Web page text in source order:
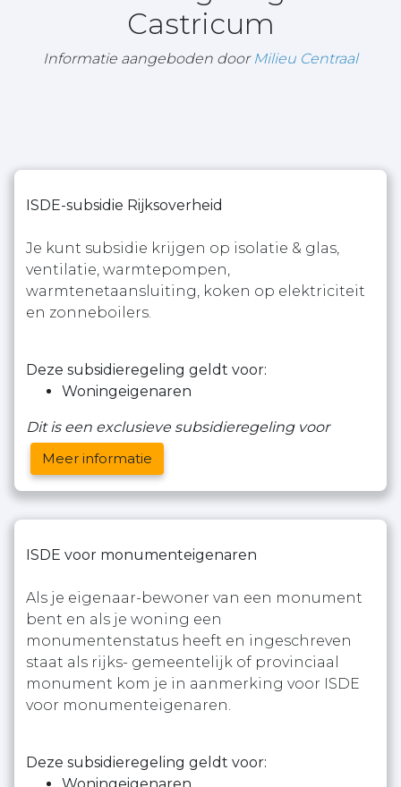
Castricum
Informatie aangeboden door Milieu Centraal
ISDE-subsidie Rijksoverheid
Je kunt subsidie krijgen op isolatie & glas,
ventilatie, warmtepompen,
warmtenetaansluiting, koken op elektriciteit
en zonneboilers.
Deze subsidieregeling geldt voor:
Woningeigenaren
Dit is een exclusieve subsidieregeling voor
Meer informatie
ISDE voor monumenteigenaren
Als je eigenaar-bewoner van een monument
bent en als je woning een
monumentenstatus heeft en ingeschreven
staat als rijks- gemeentelijk of provinciaal
monument kom je in aanmerking voor ISDE
voor monumenteigenaren.
Deze subsidieregeling geldt voor: